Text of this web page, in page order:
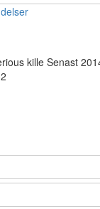
kille Senast